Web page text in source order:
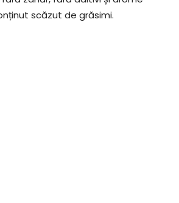
scăzut de grăsimi.